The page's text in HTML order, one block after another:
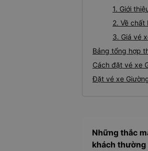
1. Giới
2. Về chất
3. Giá vé
Bảng tổng hợp
Cách đặt vé xe
Đặt vé xe
Những thắc
khách thường